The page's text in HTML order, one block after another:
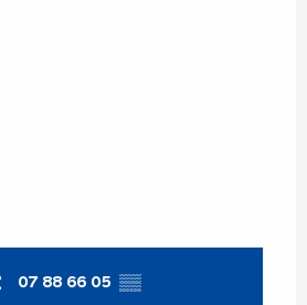
07 88 66 05 ▒▒